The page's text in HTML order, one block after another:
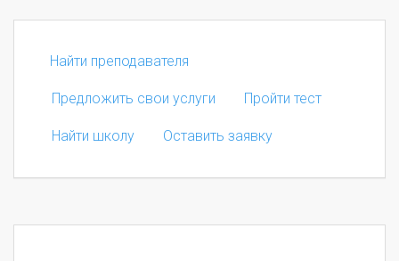
Найти преподавателя
Предложить свои услуги Пройти тест
Найти школу Оставить заявку